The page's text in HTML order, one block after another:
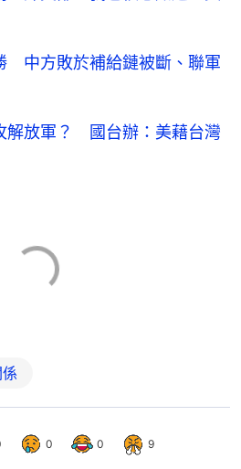
中方敗於補給鏈被斷、聯軍
解放軍？ 國台辦：美藉台灣
0 0 9